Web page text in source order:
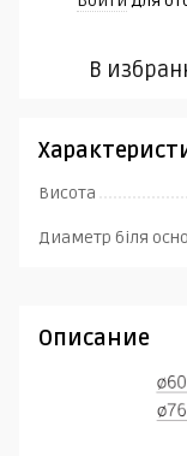
В
Висота
Диаметр біля
Описание